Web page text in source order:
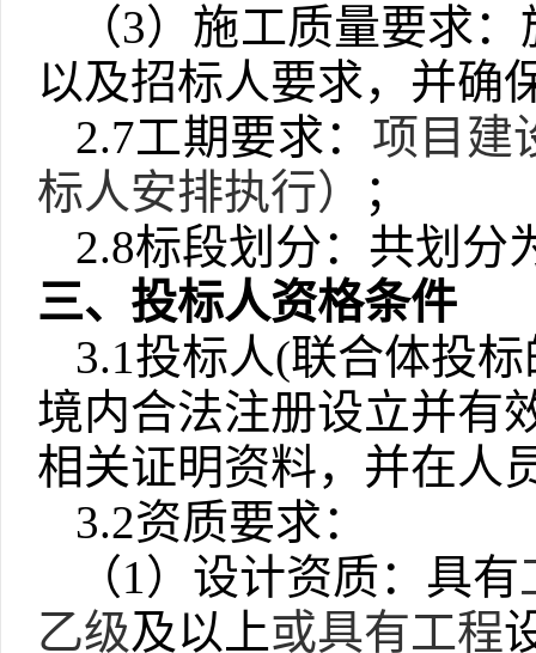
（3）施工质量要求
以及招标人要求，并确
2.7工期要求： 项目建
标人安排执行）
；
2.8标段划分：共划分
三、投标人资格条件
3.1投标人(联合体投
境内合法注册设立并有
相关证明资料，并在人
3.2资质要求：
（1） 设计资质：具有
乙级及以上或具有工程